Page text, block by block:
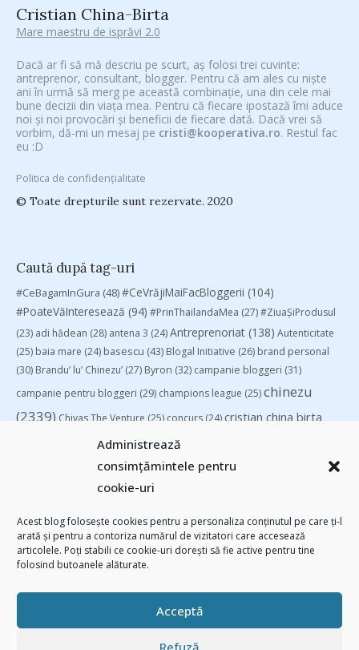
Administrează
consimțămintele pentru
cookie-uri
Acest blog folosește cookies pentru a personaliza conținutul pe care ți-l
arată și pentru a contoriza numărul de vizitatori care accesează
articolele. Poți stabili ce cookie-uri dorești să fie active pentru tine
folosind butoanele alăturate.
Acceptă
Refuză
Cristian China-Birta
Mare maestru de isprăvi 2.0
Dacă ar fi să mă descriu pe scurt, aș folosi trei cuvinte:
antreprenor, consultant, blogger. Pentru că am ales cu niște
ani în urmă să merg pe această combinație, una din cele mai
bune decizii din viața mea. Pentru că fiecare ipostază îmi aduce
noi și noi provocări și beneficii de fiecare dată. Dacă vrei să
vorbim, dă-mi un mesaj pe cristi@kooperativa.ro. Restul fac
eu :D
Politica de confidențialitate
© Toate drepturile sunt rezervate. 2020
Caută după tag-uri
#CeBagamInGura (48)#CeVrăjiMaiFacBloggerii (104)
#PoateVăInteresează (94) #PrinThailandaMea (27)#ZiuaȘiProdusul
(23) adi hădean (28) antena 3 (24)Antreprenoriat (138) Autenticitate
(25) baia mare (24) basescu (43) Blogal Initiative (26) brand personal
(30) Brandu’ lu’ Chinezu’ (27) Byron (32) campanie bloggeri (31)
campanie pentru bloggeri (29) champions league (25)chinezu
(2339)Chivas The Venture (25)concurs(24)cristian china birta
Despre cartile pe care le-am citit
federatia romana de rugby(22) filosofice(132)
leapsa
(41)romania(45)rugby(29)Samsung (48)sportlocal.ro(39) Studii
(112) TIFF(30) top 10(36)Trompeta lui Eustachio(28) utile(139)
vodafone (51)